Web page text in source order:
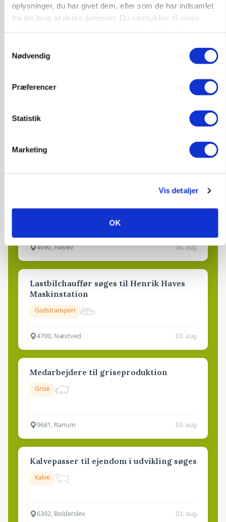
oplysninger, du har givet dem, eller som de har indsamlet
fra din brug af deres tjenester. Du samtykker til vores
Nødvendig
Præferencer
Statistik
Marketing
Vis detaljer
OK
Jobs
Trainee placement Ringkøbing
06. aug.
Rørlægger / håndmand søges til
4690, Haslev 06. aug.
Lastbilchauffør søges til Henrik Haves
Maskinstation
Godstransport
4700, Næstved 03. aug.
Medarbejdere til griseproduktion
Grise
9681, Ranum 03. aug.
Kalvepasser til ejendom i udvikling søges
Kalve
6392, Bolderslev 03. aug.